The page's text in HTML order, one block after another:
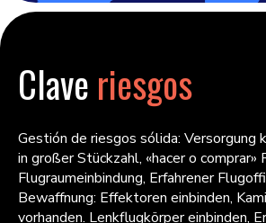
Clave riesgos
Gestión de riesgos sólida: Versorgung
in großer Stückzahl, «hacer o comprar»
Flugraumeinbindung, Erfahrener
Bewaffnung: Effektoren einbinden,
vorhanden. Lenkflugkörper einbinden,